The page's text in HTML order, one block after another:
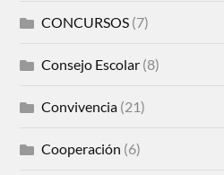
CONCURSOS (7)
Consejo Escolar (8)
Convivencia (21)
Cooperación (6)